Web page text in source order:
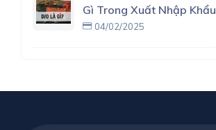
Gì Trong Xuất Nhập Khẩu
04/02/2025